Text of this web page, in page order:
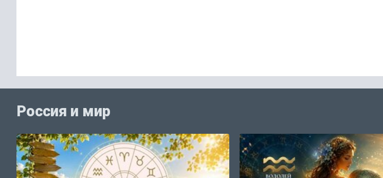
Россия и мир